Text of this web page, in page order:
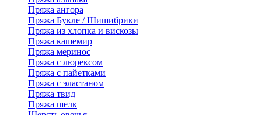
Пряжа ангора
Пряжа Букле / Шишибрики
Пряжа из хлопка и вискозы
Пряжа кашемир
Пряжа меринос
Пряжа с люрексом
Пряжа с пайетками
Пряжа с эластаном
Пряжа твид
Пряжа шелк